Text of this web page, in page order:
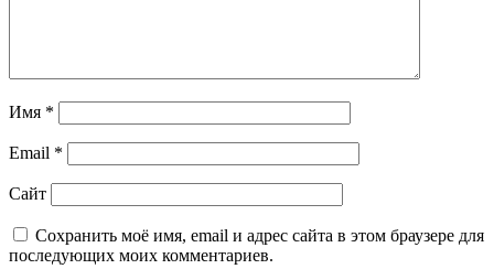
Имя *
Email *
Сайт
Сохранить моё имя, email и адрес сайта в этом браузере для
последующих моих комментариев.